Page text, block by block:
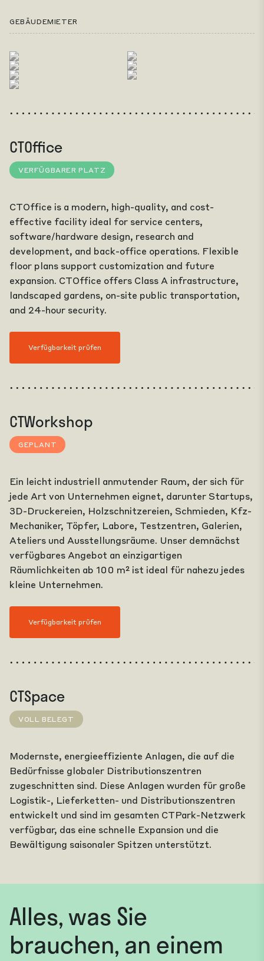
GEBÄUDEMIETER
CTOffice
VERFÜGBARER PLATZ
CTOffice is a modern, high-quality, and cost-
effective facility ideal for service centers,
software/hardware design, research and
development, and back-office operations. Flexible
floor plans support customization and future
expansion. CTOffice offers Class A infrastructure,
landscaped gardens, on-site public transportation,
and 24-hour security.
Verfügbarkeit prüfen
CTWorkshop
GEPLANT
Ein leicht industriell anmutender Raum, der sich für
jede Art von Unternehmen eignet, darunter Startups,
3D-Druckereien, Holzschnitzereien, Schmieden, Kfz-
Mechaniker, Töpfer, Labore, Testzentren, Galerien,
Ateliers und Ausstellungsräume. Unser demnächst
verfügbares Angebot an einzigartigen
Räumlichkeiten ab 100 m² ist ideal für nahezu jedes
kleine Unternehmen.
Verfügbarkeit prüfen
CTSpace
VOLL BELEGT
Modernste, energieeffiziente Anlagen, die auf die
Bedürfnisse globaler Distributionszentren
zugeschnitten sind. Diese Anlagen wurden für große
Logistik-, Lieferketten- und Distributionszentren
entwickelt und sind im gesamten CTPark-Netzwerk
verfügbar, das eine schnelle Expansion und die
Bewältigung saisonaler Spitzen unterstützt.
Alles, was Sie
brauchen, an einem